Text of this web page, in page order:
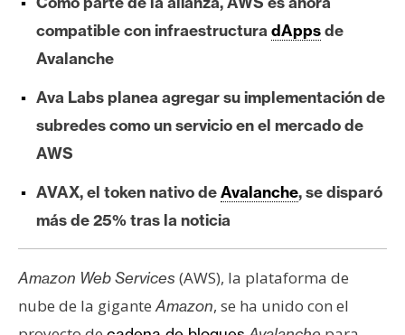
u
m
I
A
A
á
l
i
s
compatible con infraestructura dAppsde
Avalanche
Ava Labs planea agregar su implementación de
subredes como un servicio en el mercado de
AWS
AVAX, el token nativo deAvalanche, se disparó
más de 25% tras la noticia
Amazon Web Services (AWS), la plataforma de
nube de la giganteAmazon, se ha unido con el